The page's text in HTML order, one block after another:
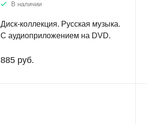
В наличии
Диск-коллекция. Русская музыка.
С аудиоприложением на DVD.
для учащихся музыкальных школ
885 руб.